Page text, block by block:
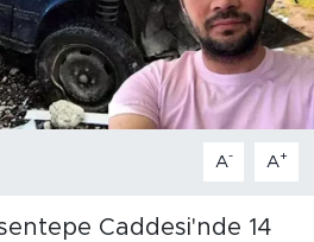
A- A+
Caddesi'nde 14